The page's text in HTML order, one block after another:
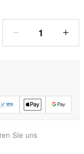
− 1 +
Sie uns